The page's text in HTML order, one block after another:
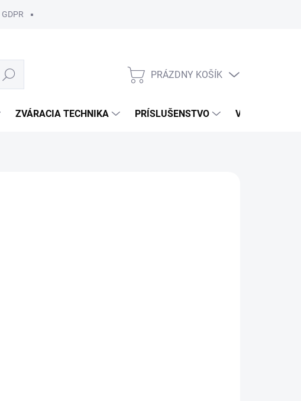
GDPR
Hľadať
NÁKUPNÝ
PRÁZDNY KOŠÍK
ZVÁRACIA TECHNIKA PRÍSLUŠENSTVO VÝROBCOVIA